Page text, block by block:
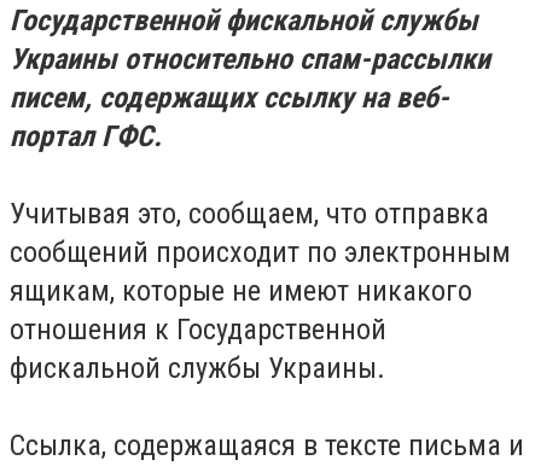
Государственной фискальной службы
Украины относительно спам-рассылки
писем, содержащих ссылку на веб-
портал ГФС.
Учитывая это, сообщаем, что отправка
сообщений происходит по электронным
ящикам, которые не имеют никакого
отношения к Государственной
фискальной службы Украины.
Ссылка, содержащаяся в тексте письма и